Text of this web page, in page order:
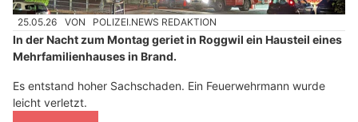
25.05.26 VON POLIZEI.NEWS REDAKTION
In der Nacht zum Montag geriet in Roggwil ein Hausteil eines
Mehrfamilienhauses in Brand.
Es entstand hoher Sachschaden. Ein Feuerwehrmann wurde
leicht verletzt.